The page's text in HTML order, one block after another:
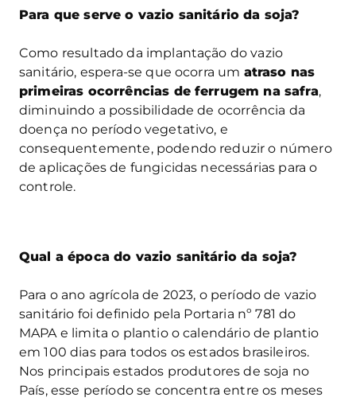
Para que serve o vazio sanitário da soja?
Como resultado da implantação do vazio
sanitário, espera-se que ocorra um atraso nas
primeiras ocorrências de ferrugem na safra,
diminuindo a possibilidade de ocorrência da
doença no período vegetativo, e
consequentemente, podendo reduzir o número
de aplicações de fungicidas necessárias para o
controle.
Qual a época do vazio sanitário da soja?
Para o ano agrícola de 2023, o período de vazio
sanitário foi definido pela Portaria nº 781 do
MAPA e limita o plantio o calendário de plantio
em 100 dias para todos os estados brasileiros.
Nos principais estados produtores de soja no
País, esse período se concentra entre os meses